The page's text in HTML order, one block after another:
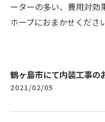
ーターの多い、費用対効
ホープにおまかせくださ
鶴ヶ島市にて内装工事の
2021/02/05